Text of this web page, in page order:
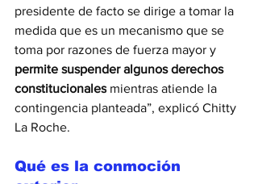
presidente de facto se dirige a tomar la
medida que es un mecanismo que se
toma por razones de fuerza mayor y
permite suspender algunos derechos
constitucionales mientras atiende la
contingencia planteada”, explicó Chitty
La Roche.
Qué es la conmoción